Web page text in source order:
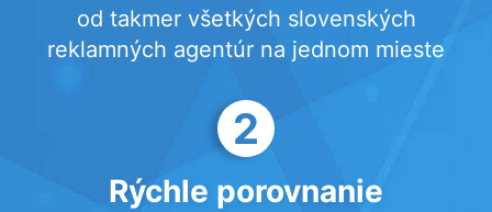
od takmer všetkých slovenských
reklamných agentúr na jednom mieste
2
Rýchle porovnanie